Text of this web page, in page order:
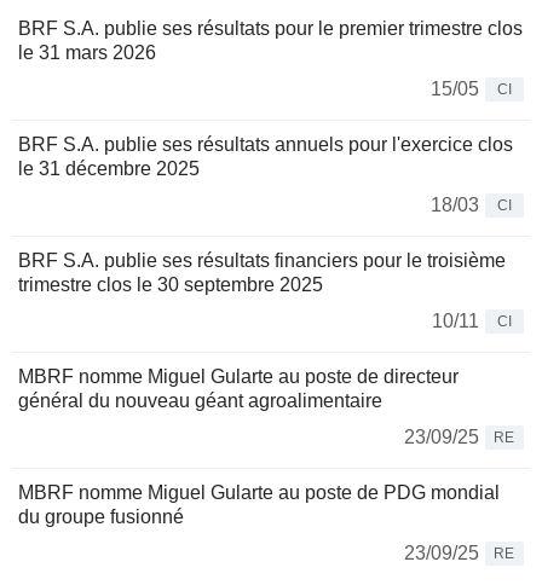
BRF S.A. publie ses résultats pour le premier trimestre clos
le 31 mars 2026
15/05
CI
BRF S.A. publie ses résultats annuels pour l'exercice clos
le 31 décembre 2025
18/03
CI
BRF S.A. publie ses résultats financiers pour le troisième
trimestre clos le 30 septembre 2025
10/11
CI
MBRF nomme Miguel Gularte au poste de directeur
général du nouveau géant agroalimentaire
23/09/25
RE
MBRF nomme Miguel Gularte au poste de PDG mondial
du groupe fusionné
23/09/25
RE